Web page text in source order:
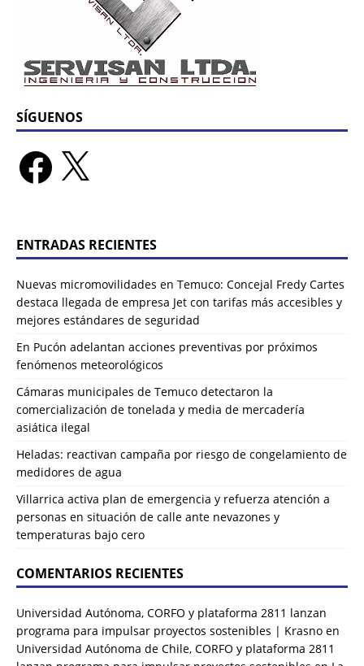
SÍGUENOS
ENTRADAS RECIENTES
Nuevas micromovilidades en Temuco: Concejal Fredy Cartes
destaca llegada de empresa Jet con tarifas más accesibles y
mejores estándares de seguridad
En Pucón adelantan acciones preventivas por próximos
fenómenos meteorológicos
Cámaras municipales de Temuco detectaron la
comercialización de tonelada y media de mercadería
asiática ilegal
Heladas: reactivan campaña por riesgo de congelamiento de
medidores de agua
Villarrica activa plan de emergencia y refuerza atención a
personas en situación de calle ante nevazones y
temperaturas bajo cero
COMENTARIOS RECIENTES
Universidad Autónoma, CORFO y plataforma 2811 lanzan
programa para impulsar proyectos sostenibles | Krasno en
Universidad Autónoma de Chile, CORFO y plataforma 2811